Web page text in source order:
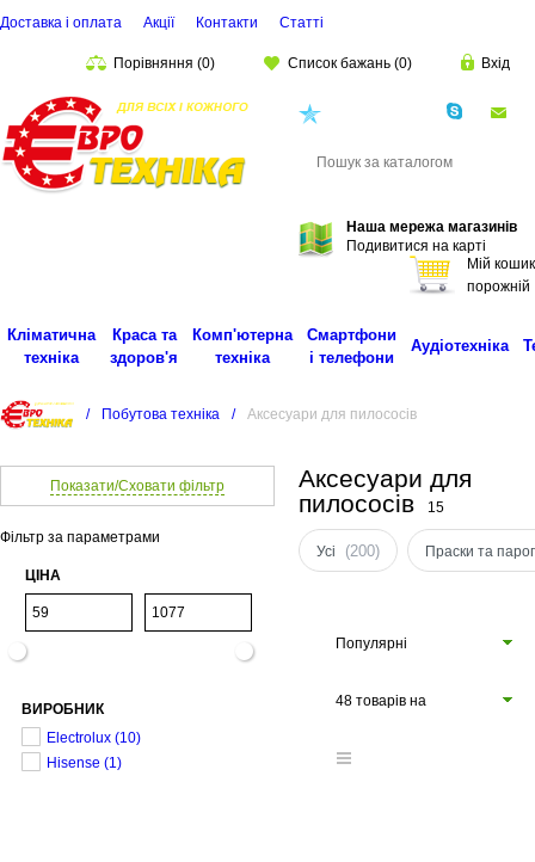
Доставка і оплата Акції Контакти Статті
Порівняння (0) Список бажань (0) Вхід
Наша мережа магазинів
Подивитися на карті
Мій кошик
порожній
Кліматична
техніка
Краса та
здоров'я
Комп'ютерна
техніка
Смартфони
і телефони
Аудіотехніка
/ Побутова техніка / Аксесуари для пилососів
Показати/Сховати фільтр
Фільтр за параметрами
ЦІНА
ВИРОБНИК
Electrolux (10)
Hisense (1)
Аксесуари для
пилососів
15
Усі (200) Праски та
Популярні
48 товарів на